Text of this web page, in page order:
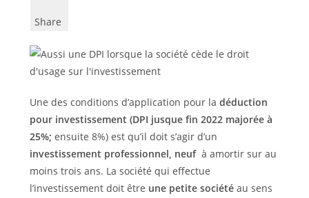
Share
Une des conditions d’application pour la déduction
pour investissement (DPI jusque fin 2022 majorée à
25%; ensuite 8%) est qu’il doit s’agir d’un
investissement professionnel, neuf à amortir sur au
moins trois ans. La société qui effectue
l’investissement doit être une petite sociétéau sens